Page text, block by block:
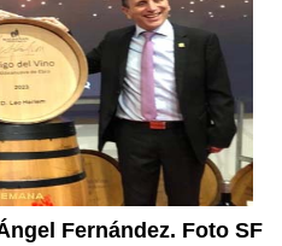
Fernández. Foto SF